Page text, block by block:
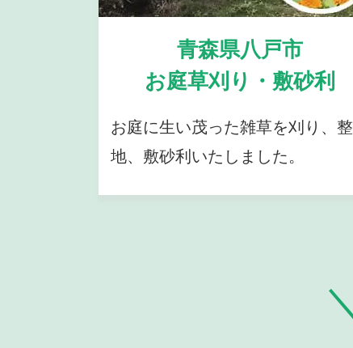
青森県八戸市
お庭草刈り・敷砂利
お庭に生い茂った雑草を刈り、整
地、敷砂利いたしました。